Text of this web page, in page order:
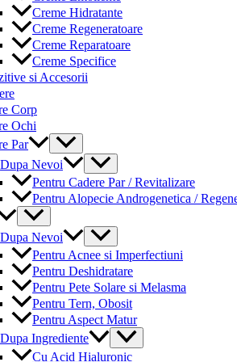
Creme Hidratante
Creme Regeneratoare
Creme Reparatoare
Creme Specifice
si Accesorii
Corp
Ochi
Par
Menu
Toggle
Dupa Nevoi
Menu
Toggle
Pentru Cadere Par / Revitalizare
Pentru Alopecie Androgenetica /
Menu
Toggle
Dupa Nevoi
Menu
Toggle
Pentru Acnee si Imperfectiuni
Pentru Deshidratare
Pentru Pete Solare si Melasma
Pentru Tern, Obosit
Pentru Aspect Matur
Dupa Ingrediente
Menu
Toggle
Cu Acid Hialuronic